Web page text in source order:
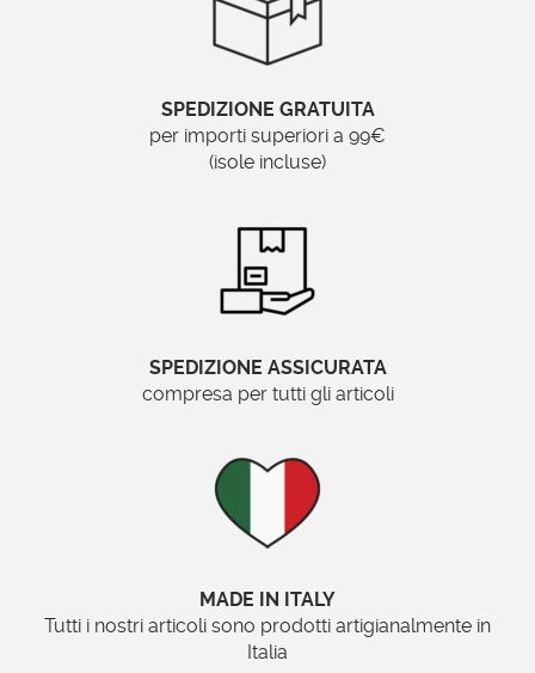
grande, cornice specchio legno
SPEDIZIONE GRATUITA
per importi superiori a 99€
(isole incluse)
SPEDIZIONE ASSICURATA
compresa per tutti gli articoli
MADE IN ITALY
Tutti i nostri articoli sono prodotti artigianalmente in
Italia